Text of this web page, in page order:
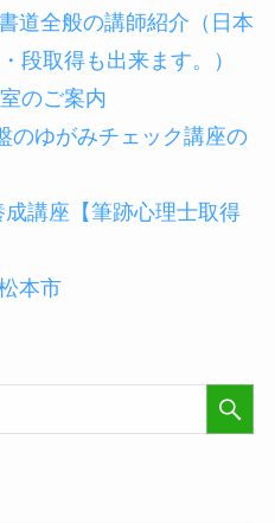
道全般の講師紹介（日本
段取得も出来ます。）
のご案内
のゆがみチェック講座の
講座【筆跡心理士取得
本市